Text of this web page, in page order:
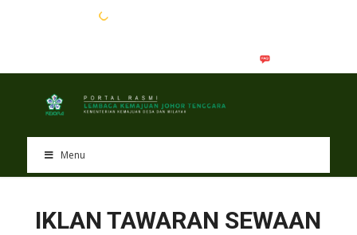
Menu
IKLAN TAWARAN SEWAAN